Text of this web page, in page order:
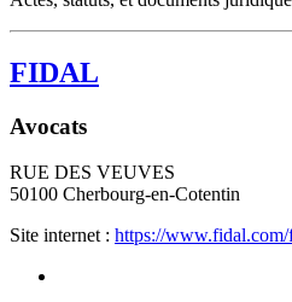
FIDAL
Avocats
RUE DES VEUVES
50100 Cherbourg-en-Cotentin
Site internet : https://